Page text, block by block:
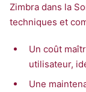
Zimbra dans la
techniques et
Un coût
utilisateur,
Une